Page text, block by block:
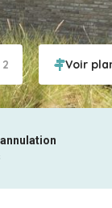
2